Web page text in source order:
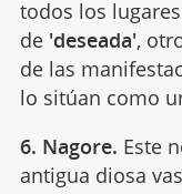
todos los
de 'deseada',
de las
lo sitúan como
6. Nagore. Este
antigua diosa